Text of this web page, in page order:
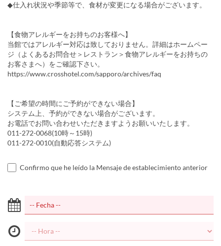
◆仕入れ状況や季節等で、食材が変更になる場合がございます。
【食物アレルギーをお持ちのお客様へ】
当館ではアレルギー対応は致しておりません。詳細はホームペー
ジ（よくあるお問合せ＞レストラン＞食物アレルギーをお持ちの
お客さまへ）をご確認下さい。
https://www.crosshotel.com/sapporo/archives/faq
【ご希望の時間にご予約ができない場合】
システム上、予約ができない場合がございます。
お電話でお問い合わせいただきますようお願いいたします。
011-272-0068(10時～15時)
011-272-0010(自動応答システム)
Confirmo que he leído la Mensaje de establecimiento anterior